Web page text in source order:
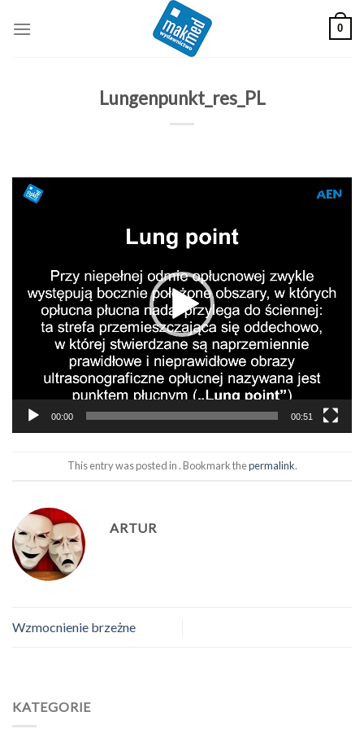
0
Lungenpunkt_res_PL
Odtwarzacz
video
00:00 00:51
This entry was posted in . Bookmark thepermalink.
ARTUR
Wzmocnienie brzeżne
KATEGORIE